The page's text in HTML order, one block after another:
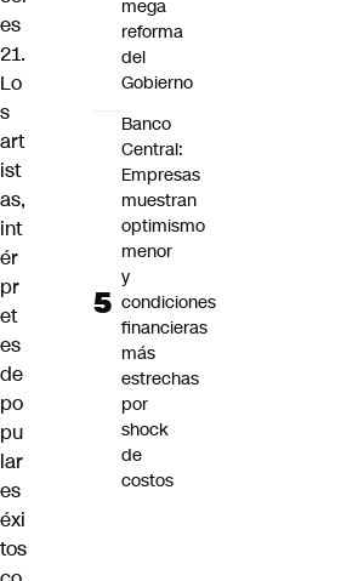
es
21.
Lo
s
art
ist
as,
int
ér
pr
et
es
de
po
pu
lar
es
éxi
tos
mega
reforma
del
Gobierno
Banco
Central:
Empresas
muestran
optimismo
menor
y
condiciones
financieras
más
estrechas
por
shock
de
costos